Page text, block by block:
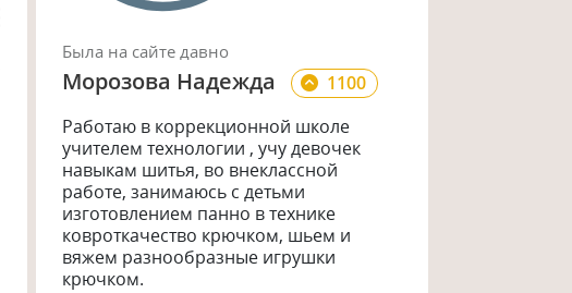
Была на сайте давно
Морозова Надежда
1100
Работаю в коррекционной школе
учителем технологии , учу девочек
навыкам шитья, во внеклассной
работе, занимаюсь с детьми
изготовлением панно в технике
ковроткачество крючком, шьем и
вяжем разнообразные игрушки
крючком.